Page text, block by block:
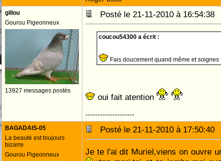
gillou
Gourou Pigeonneux
13927 messages postés
Posté le 21-11-2010 à
coucou54300 a écrit :
Fais doucement quand même et
oui fait atention
--------------------
BAGADAIS-05
La beauté est toujours
bizarre
Gourou Pigeonneux
Posté le 21-11-2010 à
Je te l'ai dit Muriel,viens on ouvre